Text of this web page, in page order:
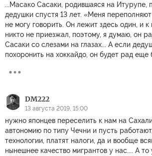
...Масако Сасаки, родившаяся на Итурупе,
дедушки спустя 13 лет. «Меня
не могу говорить. Он лежит здесь один, и
никто не приезжал, поэтому, я думаю, он
Сасаки со слезами на глазах... А если
похоронить на хоккайдо, он будет рад еще
DM222
13 августа 2019, 15:00
нужно японцев переселить к нам на
автономию по типу Чечни и пусть
технологии, платят налоги, да и вообще
нынешнее качество мигрантов у нас.... А то